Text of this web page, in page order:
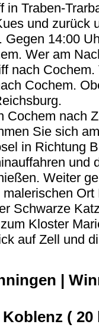
in Traben-
und zurück
14:00
Wer am
nach
Cochem.
Cochem nach
Sie sich
in Richtung
und
Weiter
Schwarze
Kloster
auf Zell und
|
( 20